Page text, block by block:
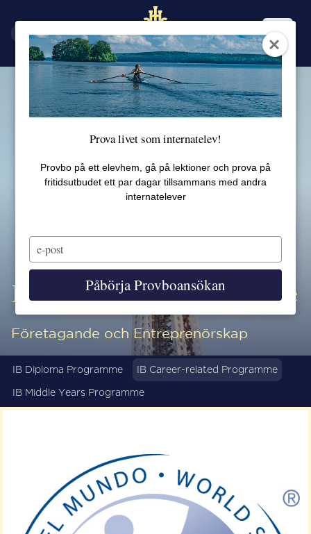
IB Career-related Programme
Företagande och Entreprenörskap
IB Diploma Programme IB Career-related Programme
IB Middle Years Programme
Prova livet som internatelev!
Provbo på ett elevhem, gå på lektioner och prova på
fritidsutbudet ett par dagar tillsammans med andra
internatelever
your
email
Påbörja Provboansökan